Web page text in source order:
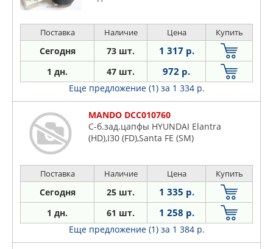
Поставка Наличие Цена Купить
Сегодня 73 шт. 1 317 р.
1 дн. 47 шт. 972 р.
Еще предложение (1) за 1 334 р.
MANDO DCC010760
С-б.зад.цапфы HYUNDAI Elantra
(HD),I30 (FD),Santa FE (SM)
Поставка Наличие Цена Купить
Сегодня 25 шт. 1 335 р.
1 дн. 61 шт. 1 258 р.
Еще предложение (1) за 1 384 р.